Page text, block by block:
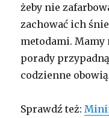
żeby nie
zachować ich
metodami. Mamy
porady
codzienne
Sprawdź też: